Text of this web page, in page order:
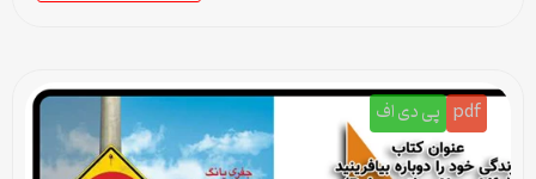
pdf پی دی اف